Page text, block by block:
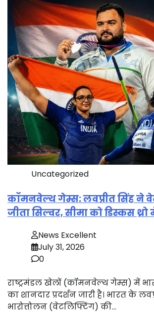
Uncategorized
कॉमनवेल्थ गेम्स: लवप्रीत सिंह ने
जीता सिल्वर, सीमा को डिस्कस थ्रो
News Excellent
July 31, 2026
0
राष्ट्रमंडल खेलों (कॉमनवेल्थ गेम्स) में
का शानदार प्रदर्शन जारी है। भारत के
भारोत्तोलन (वेटलिफ्टिंग) की…